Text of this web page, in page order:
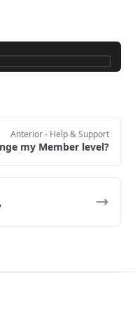
Anterior- Help & Support
my Member level?